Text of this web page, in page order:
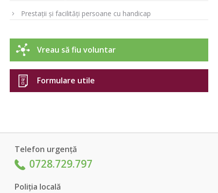
Prestații și facilități persoane cu handicap
Vreau să fiu voluntar
Formulare utile
Telefon urgență
0728.729.797
Poliția locală